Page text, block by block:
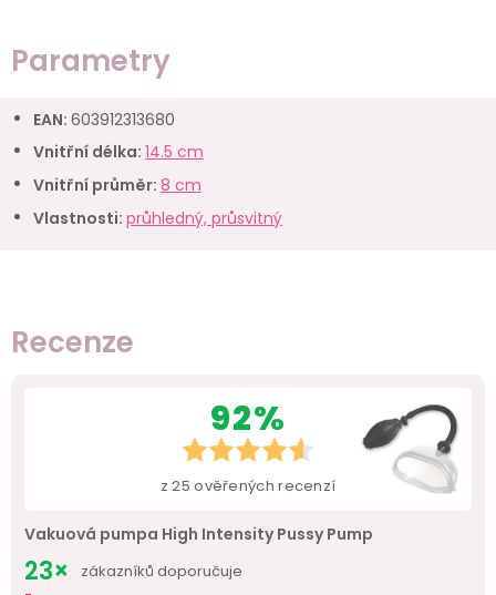
Parametry
EAN: 603912313680
Vnitřní délka: 14.5 cm
Vnitřní průměr: 8 cm
Vlastnosti: průhledný, průsvitný
Recenze
92%
z25 ověřených recenzí
Vakuová pumpa High Intensity Pussy Pump
23× zákazníků doporučuje